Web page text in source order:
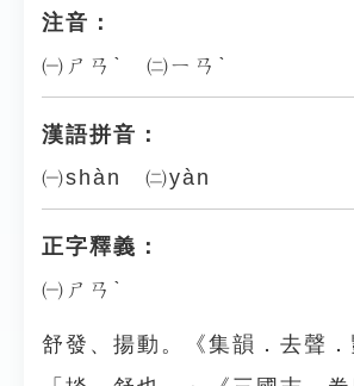
注音：
㈠ㄕㄢˋ ㈡ㄧㄢˋ
漢語拼音：
㈠shàn ㈡yàn
正字釋義：
㈠ㄕㄢˋ
舒發、揚動。《集韻．去聲．